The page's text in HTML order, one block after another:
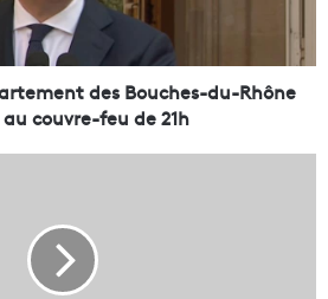
des Bouches-du-Rhône
couvre-feu de 21h